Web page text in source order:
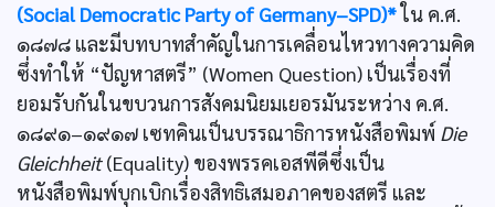
(Social Democratic Party of Germany–SPD)*ใน ค.ศ.
๑๘๗๘ และมีบทบาทสำคัญในการเคลื่อนไหวทางความคิด
ซึ่งทำให้ “ปัญหาสตรี” (Women Question) เป็นเรื่องที่
ยอมรับกันในขบวนการสังคมนิยมเยอรมันระหว่าง ค.ศ.
๑๘๙๑–๑๙๑๗ เซทคินเป็นบรรณาธิการหนังสือพิมพ์ Die
Gleichheit(Equality) ของพรรคเอสพีดีซึ่งเป็น
หนังสือพิมพ์บุกเบิกเรื่องสิทธิเสมอภาคของสตรี และ